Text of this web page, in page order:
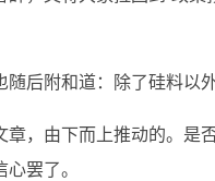
后附和道：除了硅料以
章，由下而上推动的。是
罢了。